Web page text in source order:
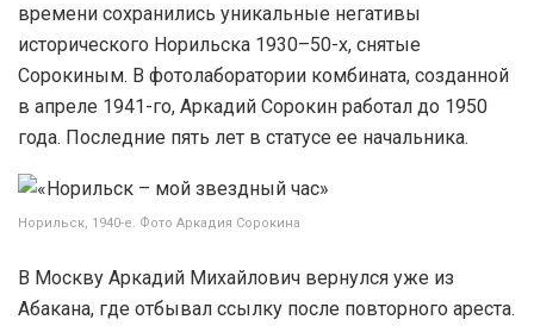
времени сохранились уникальные негативы
исторического Норильска 1930–50-х, снятые
Сорокиным. В фотолаборатории комбината, созданной
в апреле 1941-го, Аркадий Сорокин работал до 1950
года. Последние пять лет в статусе ее начальника.
Норильск, 1940-е. Фото Аркадия Сорокина
В Москву Аркадий Михайлович вернулся уже из
Абакана, где отбывал ссылку после повторного ареста.